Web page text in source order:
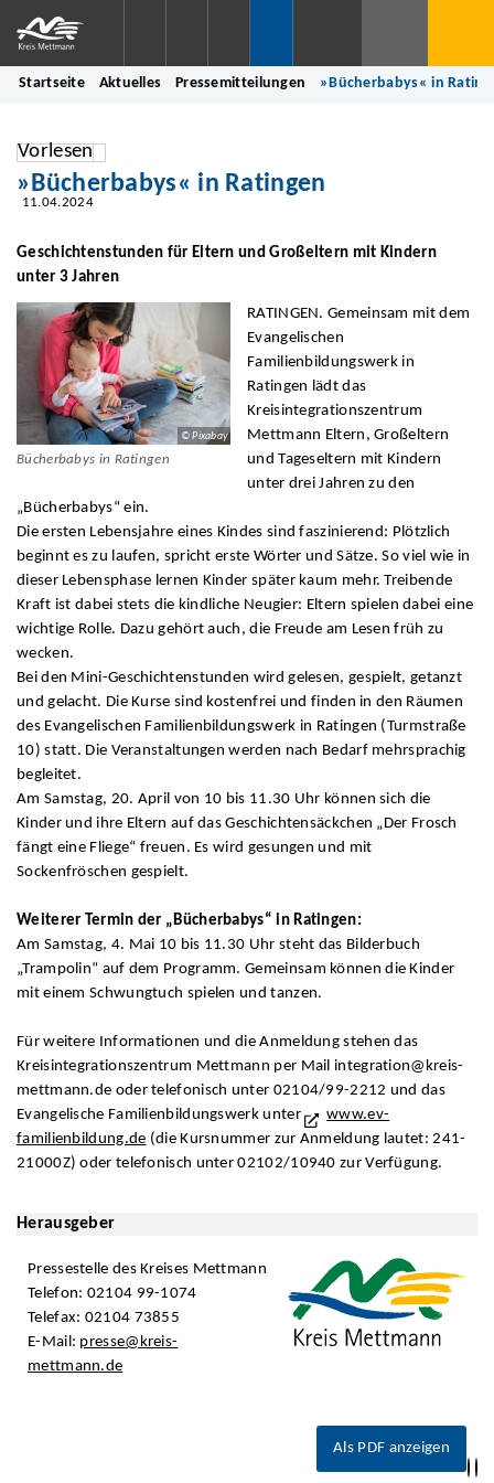
Startseite Aktuelles Pressemitteilungen »Bücherbabys« in
Vorlesen
»Bücherbabys« in Ratingen
11.04.2024
Geschichtenstunden für Eltern und Großeltern mit Kindern
unter 3 Jahren
© Pixabay
Bücherbabys in Ratingen
RATINGEN. Gemeinsam mit dem
Evangelischen
Familienbildungswerk in
Ratingen lädt das
Kreisintegrationszentrum
Mettmann Eltern, Großeltern
und Tageseltern mit Kindern
unter drei Jahren zu den
„Bücherbabys“ ein.
Die ersten Lebensjahre eines Kindes sind faszinierend: Plötzlich
beginnt es zu laufen, spricht erste Wörter und Sätze. So viel wie in
dieser Lebensphase lernen Kinder später kaum mehr. Treibende
Kraft ist dabei stets die kindliche Neugier: Eltern spielen dabei eine
wichtige Rolle. Dazu gehört auch, die Freude am Lesen früh zu
wecken.
Bei den Mini-Geschichtenstunden wird gelesen, gespielt, getanzt
und gelacht. Die Kurse sind kostenfrei und finden in den Räumen
des Evangelischen Familienbildungswerk in Ratingen (Turmstraße
10) statt. Die Veranstaltungen werden nach Bedarf mehrsprachig
begleitet.
Am Samstag, 20. April von 10 bis 11.30 Uhr können sich die
Kinder und ihre Eltern auf das Geschichtensäckchen „Der Frosch
fängt eine Fliege“ freuen. Es wird gesungen und mit
Sockenfröschen gespielt.
Weiterer Termin der „Bücherbabys“ in Ratingen:
Am Samstag, 4. Mai 10 bis 11.30 Uhr steht das Bilderbuch
„Trampolin“ auf dem Programm. Gemeinsam können die Kinder
mit einem Schwungtuch spielen und tanzen.
Für weitere Informationen und die Anmeldung stehen das
Kreisintegrationszentrum Mettmann per Mail integration@kreis-
mettmann.de oder telefonisch unter 02104/99-2212 und das
Evangelische Familienbildungswerk unter
www.ev-
familienbildung.de (die Kursnummer zur Anmeldung lautet: 241-
21000Z) oder telefonisch unter 02102/10940 zur Verfügung.
Herausgeber
Pressestelle des Kreises Mettmann
Telefon: 02104 99-1074
Telefax: 02104 73855
E-Mail: presse@kreis-
mettmann.de
Als PDF anzeigen